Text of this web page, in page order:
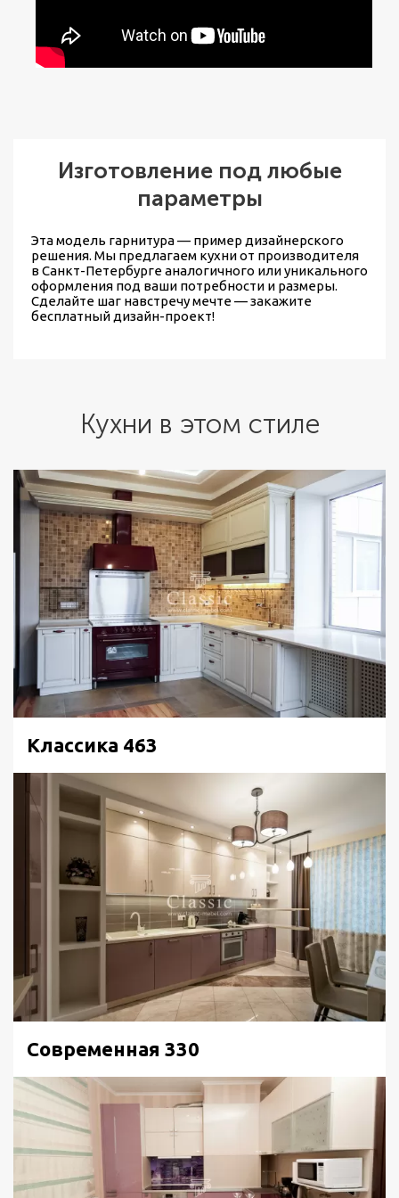
Изготовление под любые
параметры
Эта модель гарнитура — пример дизайнерского
решения. Мы предлагаем кухни от производителя
в Санкт-Петербургеаналогичного или уникального
оформления под ваши потребности и размеры.
Сделайте шаг навстречу мечте — закажите
бесплатный дизайн-проект!
Кухни в этом стиле
Классика 463
Современная 330